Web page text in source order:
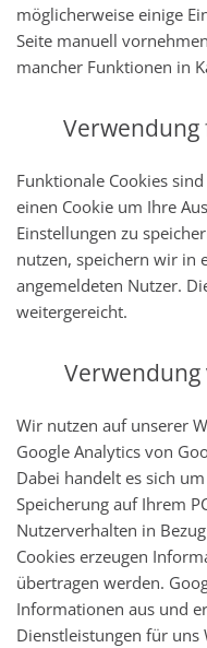
möglicherweise einige
Seite manuell
mancher Funktionen in
Funktionale Cookies
einen Cookie um Ihre
Einstellungen zu
nutzen, speichern wir in
angemeldeten Nutzer.
weitergereicht.
Verwendung
Wir nutzen auf unserer
Google Analytics von
Dabei handelt es sich
Speicherung auf Ihrem
Nutzerverhalten in
Cookies erzeugen
übertragen werden.
Informationen aus und
Dienstleistungen für